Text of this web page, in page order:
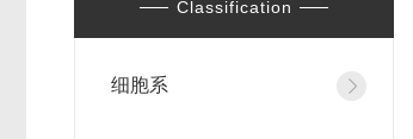
Classification
细胞系